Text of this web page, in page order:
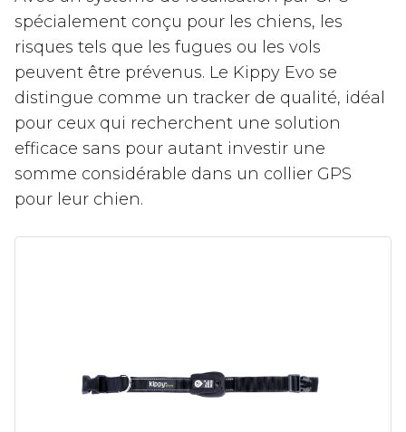
spécialement conçu pour les chiens, les
risques tels que les fugues ou les vols
peuvent être prévenus. Le Kippy Evo se
distingue comme un tracker de qualité, idéal
pour ceux qui recherchent une solution
efficace sans pour autant investir une
somme considérable dans un collier GPS
pour leur chien.